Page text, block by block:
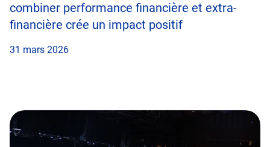
combiner performance financière et extra-
financière crée un impact positif
31 mars 2026